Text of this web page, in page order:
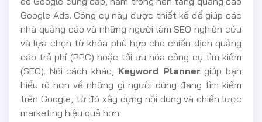
Google Ads. Công cụ này được thiết kế để giúp các
nhà quảng cáo và những người làm SEO nghiên cứu
và lựa chọn từ khóa phù hợp cho chiến dịch quảng
cáo trả phí (PPC) hoặc tối ưu hóa công cụ tìm kiếm
(SEO). Nói cách khác, Keyword Planner giúp bạn
hiểu rõ hơn về những gì người dùng đang tìm kiếm
trên Google, từ đó xây dựng nội dung và chiến lược
marketing hiệu quả hơn.